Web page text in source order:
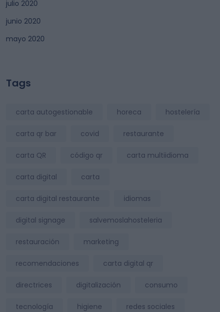
julio 2020
junio 2020
mayo 2020
Tags
carta autogestionable horeca hostelería
carta qr bar covid restaurante
carta QR código qr carta multiidioma
carta digital carta
carta digital restaurante idiomas
digital signage salvemoslahosteleria
restauración marketing
recomendaciones carta digital qr
directrices digitalización consumo
tecnología higiene redes sociales